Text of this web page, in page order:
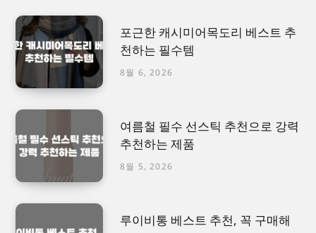
포근한 캐시미어목도리 베스트 추
천하는 필수템
8월 6, 2026
여름철 필수 선스틱 추천으로 강력
추천하는 제품
8월 5, 2026
루이비통 베스트 추천, 꼭 구매해